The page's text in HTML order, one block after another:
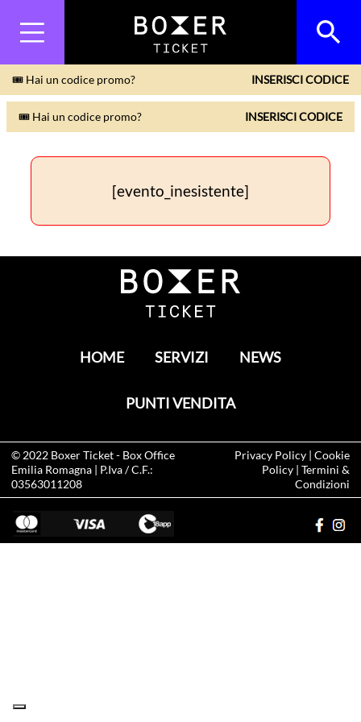
🎟 Hai un codice promo? INSERISCI CODICE
🎟 Hai un codice promo? INSERISCI CODICE
[evento_inesistente]
HOME SERVIZI NEWS
PUNTI VENDITA
© 2022 Boxer Ticket- Box Office
Emilia Romagna | P.Iva / C.F.:
03563011208
Privacy Policy| Cookie
Policy| Termini &
Condizioni